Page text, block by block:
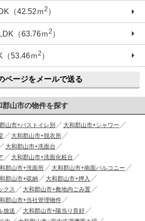
（42.52ｍ2）
（63.76ｍ 2）
53.46ｍ2）
ページをメールで送る
山市の物件を探す
山市+バストイレ別
大和郡山市+シャワー
大和郡山市+脱衣所
大和郡山市+洗面台
大和郡山市+洗面化粧台
郡山市+洗面所
大和郡山市+南面バルコニー
郡山市+収納
大和郡山市+押入
クス
大和郡山市+敷地内ごみ置
郡山市+当社管理物件
放送
大和郡山市+陽当り良好